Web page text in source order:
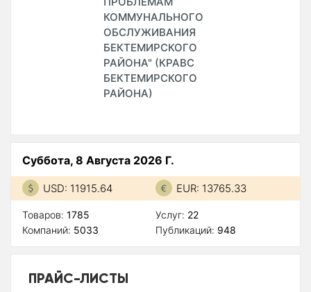
КОММУНАЛЬНОГО
ОБСЛУЖИВАНИЯ
БЕКТЕМИРСКОГО
РАЙОНА" (КРАВС
БЕКТЕМИРСКОГО
РАЙОНА)
Суббота, 8 Августа 2026 Г.
USD: 11915.64 EUR: 13765.33
Товаров: 1785
Компаний: 5033
Услуг: 22
Публикаций: 948
ПРАЙС-ЛИСТЫ